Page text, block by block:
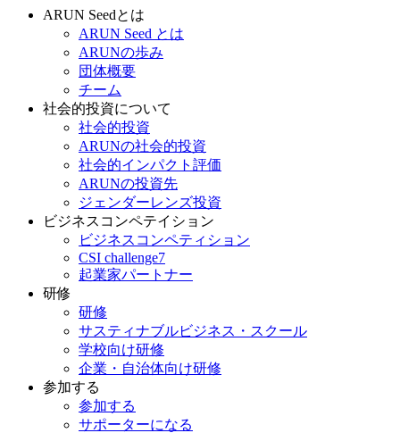
ARUN Seedとは
ARUN Seed とは
ARUNの歩み
団体概要
チーム
社会的投資について
社会的投資
ARUNの社会的投資
社会的インパクト評価
ARUNの投資先
ジェンダーレンズ投資
ビジネスコンペテイション
ビジネスコンペティション
CSI challenge7
起業家パートナー
研修
研修
サスティナブルビジネス・スクール
学校向け研修
企業・自治体向け研修
参加する
参加する
サポーターになる